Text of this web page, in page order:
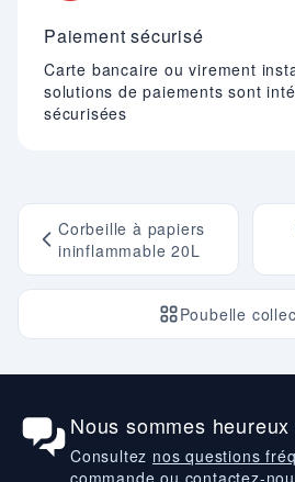
Paiement sécurisé
Carte bancaire ou virement
solutions de paiements sont
sécurisées
Corbeille à papiers
ininflammable 20L
Poubelle
Nous sommes
Consultez nos questions